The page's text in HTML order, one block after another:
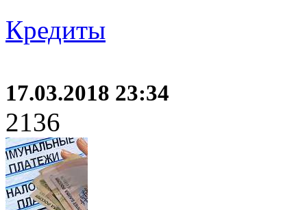
Кредиты
17.03.2018 23:34
2136